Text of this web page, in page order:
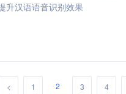
升汉语语音识别效果
< 1 2 3 4